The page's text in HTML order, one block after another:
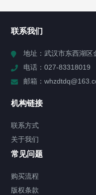
公司新闻
联系我们
地址：武汉市东西湖区
电话：027-83318019
邮箱：
机构链接
联系方式
关于我们
常见问题
购买流程
版权条款